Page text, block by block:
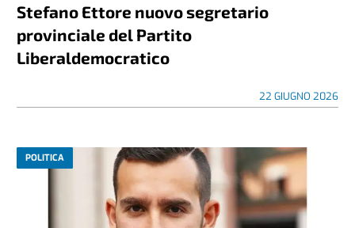
Stefano Ettore nuovo segretario
provinciale del Partito
Liberaldemocratico
22 GIUGNO 2026
POLITICA